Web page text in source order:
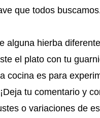
que todos
alguna hierba
el plato con tu
cocina es para
tu comentario y
o variaciones de